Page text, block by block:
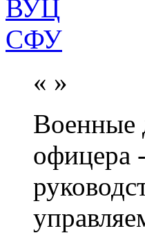
« »
Военные
офицера